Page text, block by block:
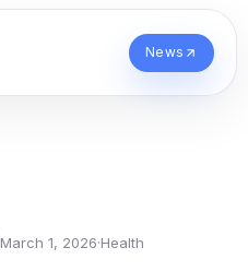
News
March 1, 2026·Health